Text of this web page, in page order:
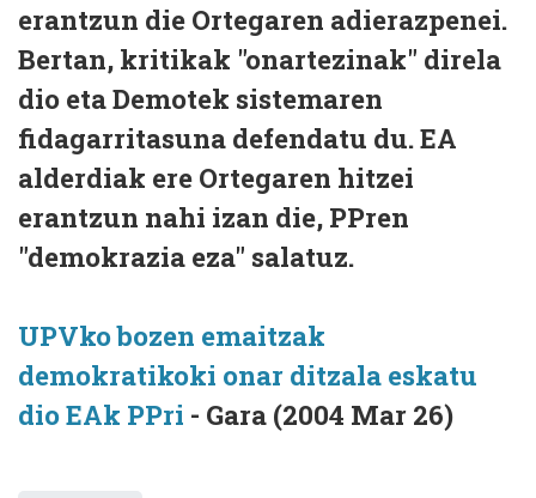
erantzun die Ortegaren adierazpenei.
Bertan, kritikak "onartezinak" direla
dio eta Demotek sistemaren
fidagarritasuna defendatu du. EA
alderdiak ere Ortegaren hitzei
erantzun nahi izan die, PPren
"demokrazia eza" salatuz.
UPVko bozen emaitzak
demokratikoki onar ditzala eskatu
dio EAk PPri - Gara (2004 Mar 26)